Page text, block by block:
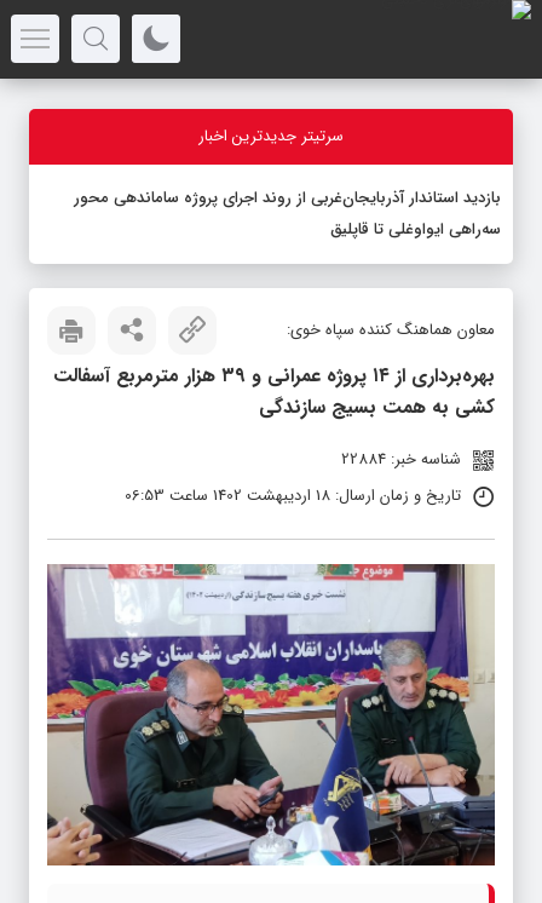
سرتیتر جدیدترین اخبار
بازدید استاندار آذربایجان‌غربی از روند اجرای پروژه ساماندهی محور
سه‌راهی ایواوغلی تا قاپلیق
معاون هماهنگ کننده سپاه خوی:
بهره‌برداری از ۱۴ پروژه عمرانی و ۳۹ هزار مترمربع آسفالت
کشی به همت بسیج سازندگی
شناسه خبر: 22884
تاریخ و زمان ارسال: 18 اردیبهشت 1402 ساعت 06:53